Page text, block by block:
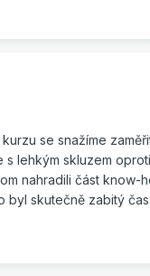
se snažíme
lehkým skluzem
nahradili část know-
byl skutečně zabitý čas.